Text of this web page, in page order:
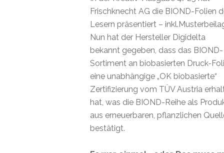
Frischknecht AG die BIOND-Folien
Lesern präsentiert –
Nun hat der Hersteller Digidelta
bekannt gegeben, dass das BIOND-
Sortiment an biobasierten Druck-
eine unabhängige „OK biobasierte“
Zertifizierung vom TÜV Austria
hat, was die BIOND-Reihe als
aus erneuerbaren, pflanzlichen
bestätigt.